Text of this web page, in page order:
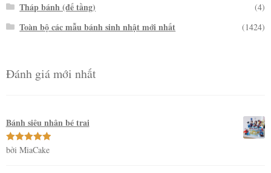
Tháp bánh (đế tầng) (4)
Toàn bộ các mẫu bánh sinh nhật mới nhất (1424)
Đánh giá mới nhất
Bánh siêu nhân bé trai
Được xếp
bởi MiaCake